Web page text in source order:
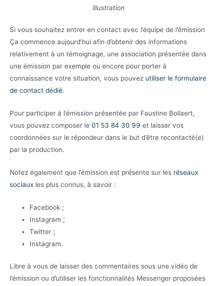
illustration
Si vous souhaitez entrer en contact avec l’équipe de l’émission
Ça commence aujourd’hui afin d’obtenir des informations
relativement à un témoignage, une association présentée dans
une émission par exemple ou encore pour porter à
connaissance votre situation, vous pouvez utiliser le formulaire
de contact dédié.
Pour participer à l’émission présentée par Faustine Bollaert,
vous pouvez composer le 01 53 84 30 99 et laisser vos
coordonnées sur le répondeur dans le but d’être recontacté(e)
par la production.
Notez également que l’émission est présente sur les réseaux
sociaux les plus connus, à savoir :
Facebook ;
Instagram ;
Twitter ;
Instagram.
Libre à vous de laisser des commentaires sous une vidéo de
l’émission ou d’utiliser les fonctionnalités Messenger proposées